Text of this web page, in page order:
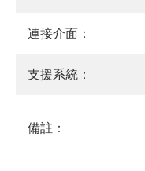
連接介面：
支援系統：
備註：